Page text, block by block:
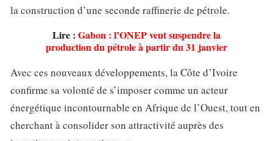
la construction d’une seconde raffinerie de pétrole.
Lire : Gabon : l’ONEP veut suspendre la
production du pétrole à partir du 31 janvier
Avec ces nouveaux développements, la Côte d’Ivoire
confirme sa volonté de s’imposer comme un acteur
énergétique incontournable en Afrique de l’Ouest, tout en
cherchant à consolider son attractivité auprès des